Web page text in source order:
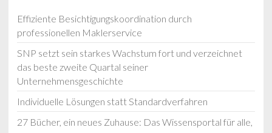
Effiziente Besichtigungskoordination durch
professionellen Maklerservice
SNP setzt sein starkes Wachstum fort und verzeichnet
das beste zweite Quartal seiner
Unternehmensgeschichte
Individuelle Lösungen statt Standardverfahren
27 Bücher, ein neues Zuhause: Das Wissensportal für alle,